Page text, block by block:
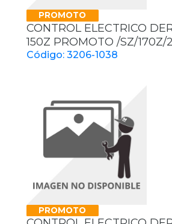
PROMOTO
CONTROL ELECTRICO
150Z PROMOTO /SZ/170Z/
Código: 3206-1038
PROMOTO